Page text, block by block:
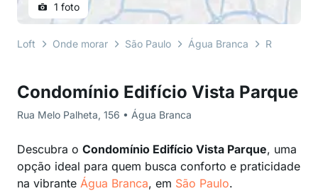
Condomínio Edifício Vista Parque
Rua Melo Palheta, 156 • Água Branca
Descubra o Condomínio Edifício Vista Parque, uma
opção ideal para quem busca conforto e praticidade
na vibrante Água Branca, em São Paulo.
1 foto
Loft Onde morar São Paulo Água Branca Rua Melo